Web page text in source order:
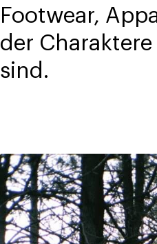
Footwear,
der
sind.